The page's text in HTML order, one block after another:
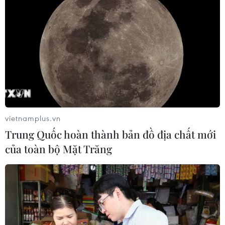
Chuyện gì đang xảy ra với Bayern Munich
của Carlo Ancelotti?
06/11/2016 01:42
Bayern của Carlo Ancelotti đã bất ngờ bị Hoffenheim
cầm hòa 1-1 ngay trên sân nhà Allianz Arena ở trận cầu
tâm điểm vòng 10 Bundesliga - trận đấu mà Hùm xám
vietnamplus.vn
Trung Quốc hoàn thành bản đồ địa chất mới
của toàn bộ Mặt Trăng